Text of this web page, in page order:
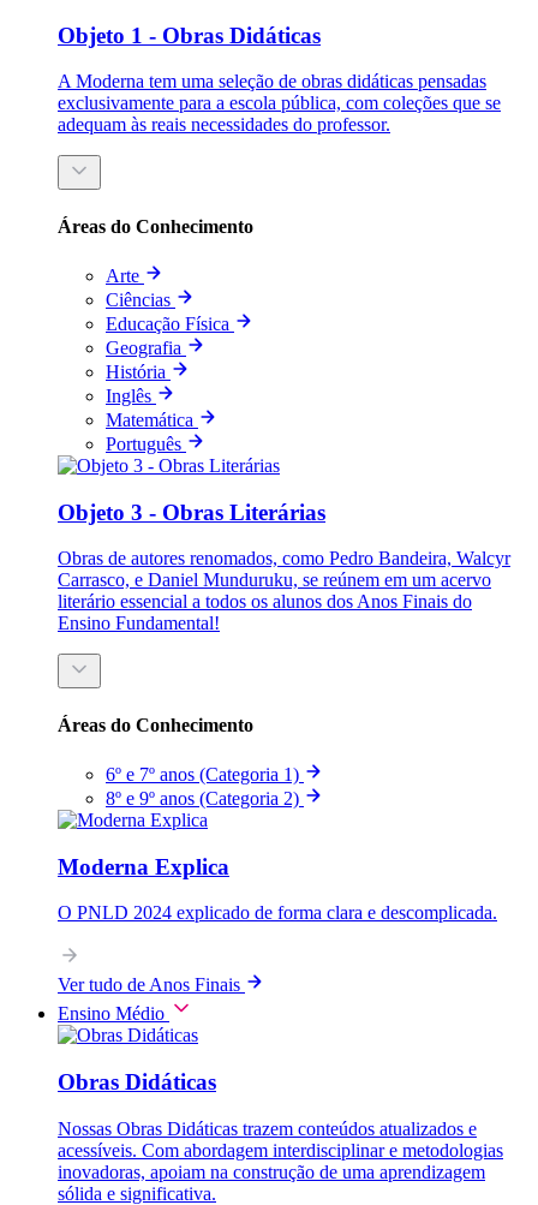
Objeto 1 - Obras Didáticas
A Moderna tem uma seleção de obras didáticas pensadas
exclusivamente para a escola pública, com coleções que se
adequam às reais necessidades do professor.
Áreas do Conhecimento
Arte
Ciências
Educação Física
Geografia
História
Inglês
Matemática
Português
Objeto 3 - Obras Literárias
Obras de autores renomados, como Pedro Bandeira, Walcyr
Carrasco, e Daniel Munduruku, se reúnem em um acervo
literário essencial a todos os alunos dos Anos Finais do
Ensino Fundamental!
Áreas do Conhecimento
6º e 7º anos (Categoria 1)
8º e 9º anos (Categoria 2)
Moderna Explica
O PNLD 2024 explicado de forma clara e descomplicada.
Ver tudo de Anos Finais
Ensino Médio
Obras Didáticas
Nossas Obras Didáticas trazem conteúdos atualizados e
acessíveis. Com abordagem interdisciplinar e metodologias
inovadoras, apoiam na construção de uma aprendizagem
sólida e significativa.